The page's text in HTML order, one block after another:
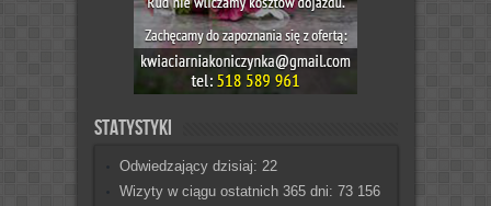
Statystyki
Odwiedzający dzisiaj: 22
Wizyty w ciągu ostatnich 365 dni: 73 156